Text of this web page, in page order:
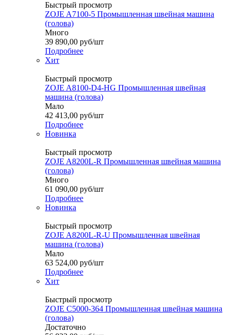
Быстрый просмотр
ZOJE A7100-5 Промышленная швейная машина
(голова)
Много
39 890,00 руб/шт
Подробнее
Хит
Быстрый просмотр
ZOJE A8100-D4-HG Промышленная швейная
машина (голова)
Мало
42 413,00 руб/шт
Подробнее
Новинка
Быстрый просмотр
ZOJE A8200L-R Промышленная швейная машина
(голова)
Много
61 090,00 руб/шт
Подробнее
Новинка
Быстрый просмотр
ZOJE A8200L-R-U Промышленная швейная
машина (голова)
Мало
63 524,00 руб/шт
Подробнее
Хит
Быстрый просмотр
ZOJE C5000-364 Промышленная швейная машина
(голова)
Достаточно